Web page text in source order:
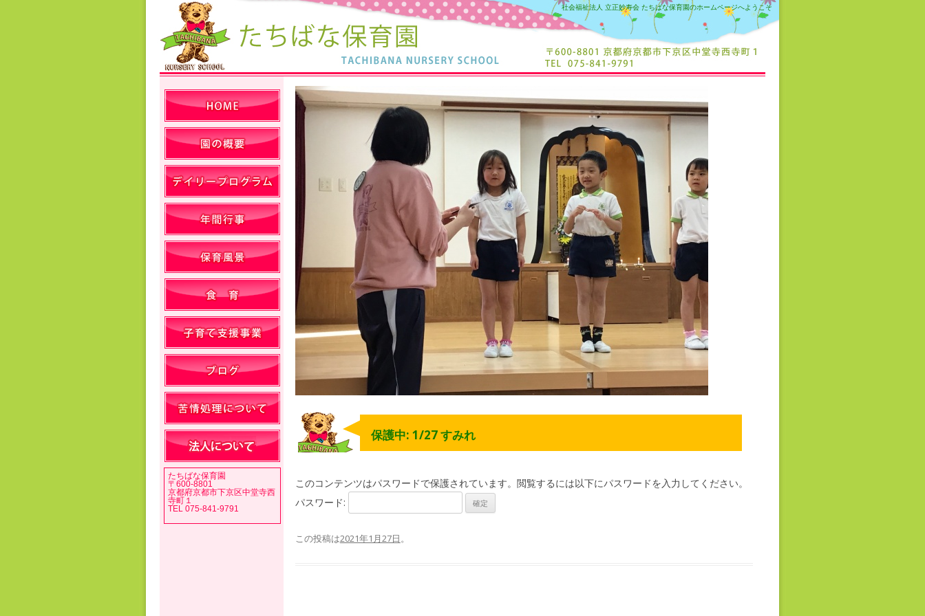
社会福祉法人 立正妙寿会 たちばな保育園のホームページへようこそ
保護中: 1/27 すみれ
このコンテンツはパスワードで保護されています。閲覧するには以下にパスワードを入力してください。
パスワード:
この投稿は2021年1月27日。
たちばな保育園
〒600-8801
京都府京都市下京区中堂寺西
寺町１
TEL 075-841-9791